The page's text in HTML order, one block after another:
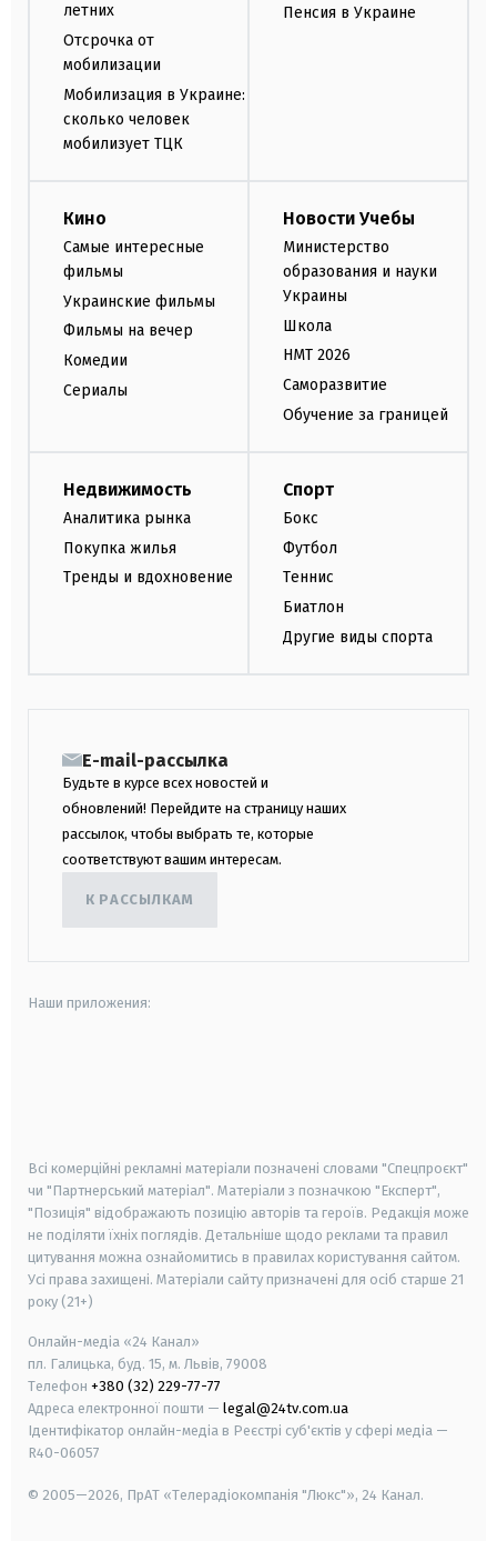
летних
Отсрочка от
мобилизации
Мобилизация в Украине:
сколько человек
мобилизует ТЦК
Пенсия в Украине
Кино
Самые интересные
фильмы
Украинские фильмы
Фильмы на вечер
Комедии
Сериалы
Новости Учебы
Министерство
образования и науки
Украины
Школа
НМТ 2026
Саморазвитие
Обучение за границей
Недвижимость
Аналитика рынка
Покупка жилья
Тренды и вдохновение
Спорт
Бокс
Футбол
Теннис
Биатлон
Другие виды спорта
E-mail-рассылка
Будьте в курсе всех новостей и
обновлений! Перейдите на страницу наших
рассылок, чтобы выбрать те, которые
соответствуют вашим интересам.
К РАССЫЛКАМ
Наши приложения:
Всі комерційні рекламні матеріали позначені словами "Спецпроєкт"
чи "Партнерський матеріал". Матеріали з позначкою "Експерт",
"Позиція" відображають позицію авторів та героїв. Редакція може
не поділяти їхніх поглядів. Детальніше щодо реклами та правил
цитування можна ознайомитись в правилах користування сайтом.
Усі права захищені. Матеріали сайту призначені для осіб старше 21
року (21+)
Онлайн-медіа «24 Канал»
пл. Галицька, буд. 15, м. Львів, 79008
Телефон +380 (32) 229-77-77
Адреса електронної пошти — legal@24tv.com.ua
Ідентифікатор онлайн-медіа в Реєстрі суб'єктів у сфері медіа —
R40-06057
© 2005—2026, ПрАТ «Телерадіокомпанія "Люкс"», 24 Канал.